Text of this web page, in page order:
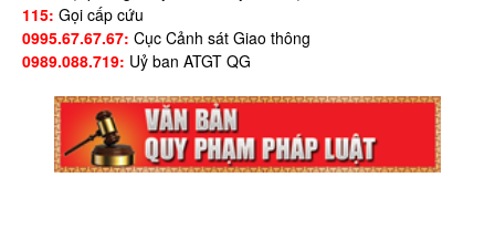
115: Gọi cấp cứu
0995.67.67.67: Cục Cảnh sát Giao thông
0989.088.719: Uỷ ban ATGT QG